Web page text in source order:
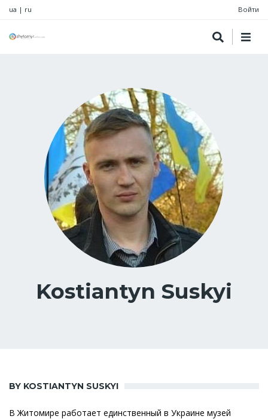
ua | ru Войти
Kostiantyn Suskyi
BY KOSTIANTYN SUSKYI
В Житомире работает единственный в Украине музей